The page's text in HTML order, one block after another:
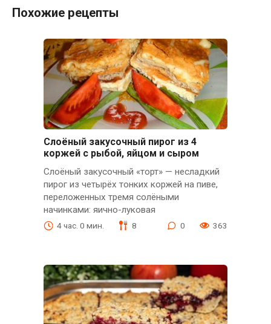
Похожие рецепты
Слоёный закусочный пирог из 4
коржей с рыбой, яйцом и сыром
Слоёный закусочный «торт» — несладкий
пирог из четырёх тонких коржей на пиве,
переложенных тремя солёными
начинками: яично-луковая
4 час. 0 мин. 8 0 363